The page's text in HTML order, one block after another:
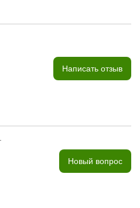
Написать отзыв
Новый вопрос